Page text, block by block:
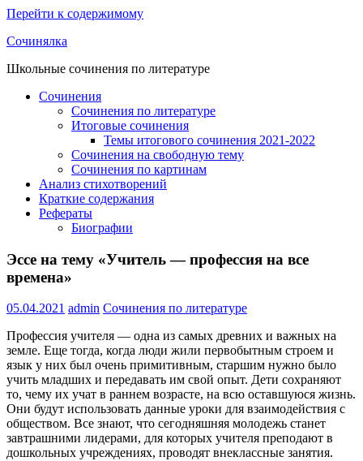
Перейти к содержимому
Сочинялка
Школьные сочинения по литературе
Сочинения
Сочинения по литературе
Итоговые сочинения
Темы итогового сочинения 2021-2022
Сочинения на свободную тему
Сочинения по картинам
Анализ стихотворений
Краткие содержания
Рефераты
Биографии
Эссе на тему «Учитель — профессия на все
времена»
05.04.2021 admin Сочинения по литературе
Профессия учителя — одна из самых древних и важных на
земле. Еще тогда, когда люди жили первобытным строем и
язык у них был очень примитивным, старшим нужно было
учить младших и передавать им свой опыт. Дети сохраняют
то, чему их учат в раннем возрасте, на всю оставшуюся жизнь.
Они будут использовать данные уроки для взаимодействия с
обществом. Все знают, что сегодняшняя молодежь станет
завтрашними лидерами, для которых учителя преподают в
дошкольных учреждениях, проводят внеклассные занятия.